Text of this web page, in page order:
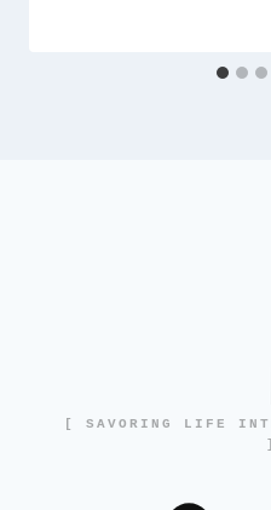
[ SAVORING LIFE
]